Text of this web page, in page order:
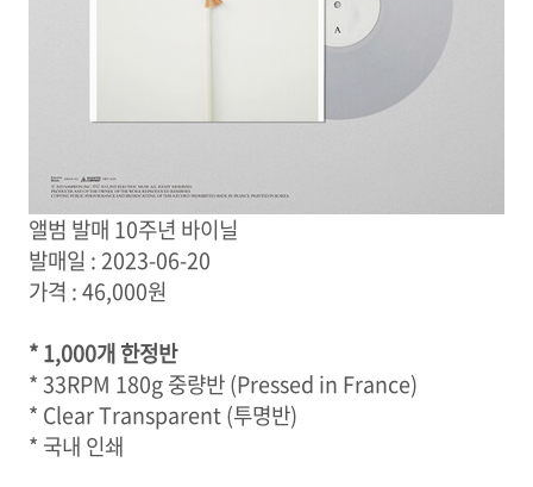
앨범 발매 10주년 바이닐
발매일 : 2023-06-20
가격 : 46,000원
* 1,000개 한정반
* 33RPM 180g 중량반 (Pressed in France)
* Clear Transparent (투명반)
* 국내 인쇄